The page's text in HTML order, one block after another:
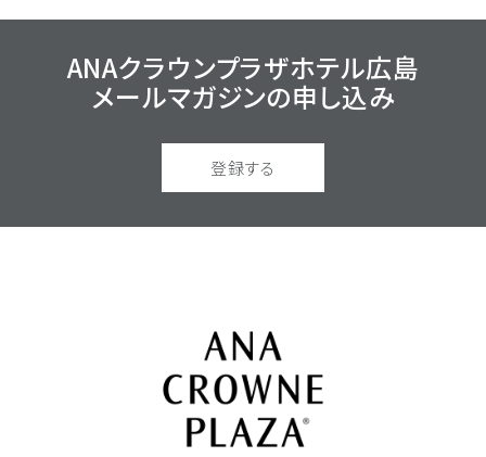
ANAクラウンプラザホテル広島
メールマガジンの申し込み
登録する